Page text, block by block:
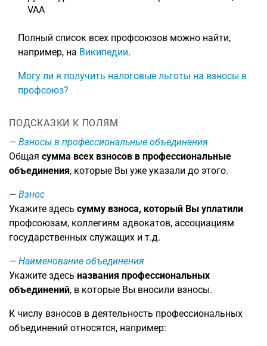
VAA
Полный список всех профсоюзов можно найти,
например, на Википедии.
Могу ли я получить налоговые льготы на взносы в
профсоюз?
ПОДСКАЗКИ К ПОЛЯМ
Взносы в профессиональные объединения
Общая сумма всех взносов в профессиональные
объединения, которые Вы уже указали до этого.
Взнос
Укажите здесь сумму взноса, который Вы уплатили
профсоюзам, коллегиям адвокатов, ассоциациям
государственных служащих и т.д.
Наименование объединения
Укажите здесь названия профессиональных
объединений, в которые Вы вносили взносы.
К числу взносов в деятельность профессиональных
объединений относятся, например: